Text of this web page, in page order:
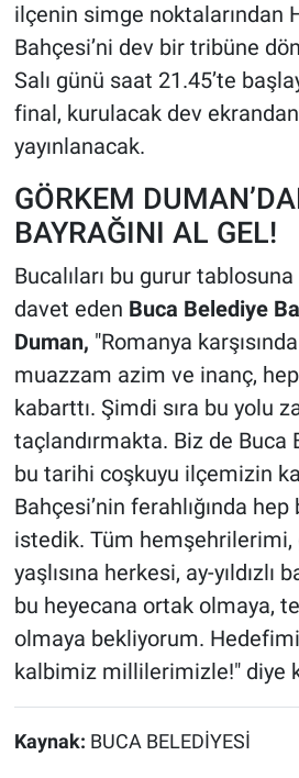
ilçenin simge noktalarından
Bahçesi’ni dev bir tribüne
Salı günü saat 21.45’te
final, kurulacak dev
yayınlanacak.
GÖRKEM
BAYRAĞINI AL GEL!
Bucalıları bu gurur
davet eden Buca Belediye
Duman, "Romanya
muazzam azim ve inanç,
kabarttı. Şimdi sıra bu yolu
taçlandırmakta. Biz de Buca
bu tarihi coşkuyu ilçemizin
Bahçesi’nin ferahlığında
istedik. Tüm hemşehrilerimi,
yaşlısına herkesi, ay-yıldızlı
bu heyecana ortak olmaya,
olmaya bekliyorum.
kalbimiz millilerimizle!" diye
Kaynak: BUCA BELEDİYESİ